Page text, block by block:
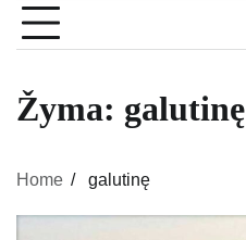
Žyma: galutinę
Home galutinę